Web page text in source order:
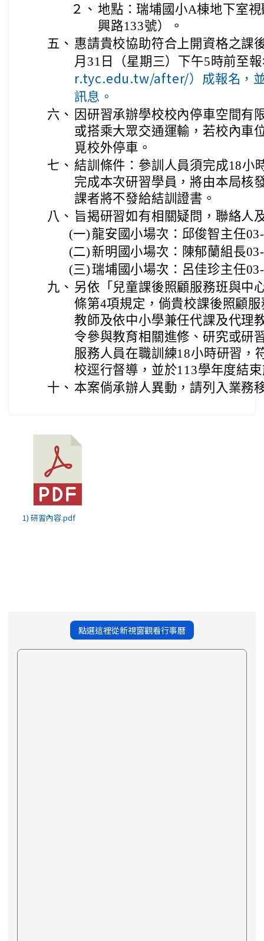
２、 地點：瑞埔國小A棟地下室
興路133號）。
五、 惠請貴校協助符合上開資格之課
月31日（星期三）下午5時前至
r.tyc.edu.tw/after/）成報名，
訊息。
六、 因研習承辦學校校內停車空間有
或搭乘大眾交通運輸，若校內車
覓校外停車。
七、 結訓條件：參訓人員須完成18小
完成本次研習學員，將由本局核
課者將不發給結訓證書。
八、 旨揭研習如有相關疑問，聯絡人
(一)龍安國小場次：邱俊智主任
(二) 新明國小場次：陳郁蘭組長
(三) 瑞埔國小場次：呂佳珍主任
九、 另依「兒童課後照顧服務班與中
條第4項規定，倘貴校課後照顧
教師及依中小學兼任代課及代理
令參與教育相關進修、研究或研
服務人員在職訓練18小時研習，
校逕行督導，並於113學年度結
十、 本案倘承辦人異動，請列入業務
1) 研習內容.pdf
點選這裡從新視窗觀看行事曆